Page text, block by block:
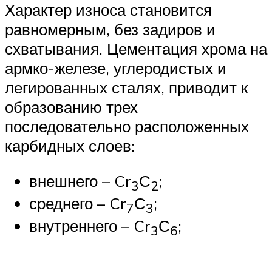
Характер износа становится
равномерным, без задиров и
схватывания. Цементация хрома на
армко-железе, углеродистых и
легированных сталях, приводит к
образованию трех
последовательно расположенных
карбидных слоев:
внешнего – Cr3С2;
среднего – Cr7С3;
внутреннего – Cr3С6;